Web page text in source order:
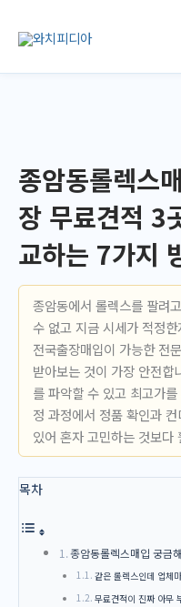
로
종암동롤렉스
장 무료견적 3
교하는 7가지
종암동에서 롤렉스를 팔려
수 없고 지금 시세가 적정
전국출장매입이 가능한 전
받아보는 것이 가장 안전합
를 파악할 수 있고 최고가
정 과정에서 정품 확인과
있어 혼자 고민하는 것보다
목차
종암동롤렉스매입 궁금
같은 롤렉스인데 업체
무료견적이 진짜 아무